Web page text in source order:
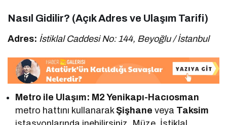
Nasıl Gidilir? (Açık Adres ve Ulaşım Tarifi)
Adres: İstiklal Caddesi No: 144, Beyoğlu / İstanbul
Metro ile Ulaşım: M2 Yenikapı-Hacıosman
metro hattını kullanarakŞişhane veya Taksim